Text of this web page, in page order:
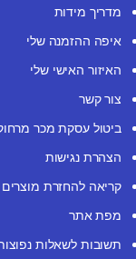
מדריך מידות
איפה ההזמנה שלי
האיזור האישי שלי
צור קשר
ביטול עסקת מכר
הצהרת נגישות
קריאה להחזרת מוצרים
מפת אתר
תשובות לשאלות